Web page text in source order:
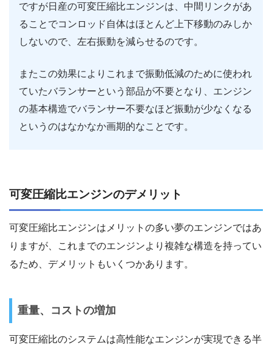
ですが日産の可変圧縮比エンジンは、中間リンクがあ
ることでコンロッド自体はほとんど上下移動のみしか
しないので、左右振動を減らせるのです。
またこの効果によりこれまで振動低減のために使われ
ていたバランサーという部品が不要となり、エンジン
の基本構造でバランサー不要なほど振動が少なくなる
というのはなかなか画期的なことです。
可変圧縮比エンジンのデメリット
可変圧縮比エンジンはメリットの多い夢のエンジンではあ
りますが、これまでのエンジンより複雑な構造を持ってい
るため、デメリットもいくつかあります。
重量、コストの増加
可変圧縮比のシステムは高性能なエンジンが実現できる半